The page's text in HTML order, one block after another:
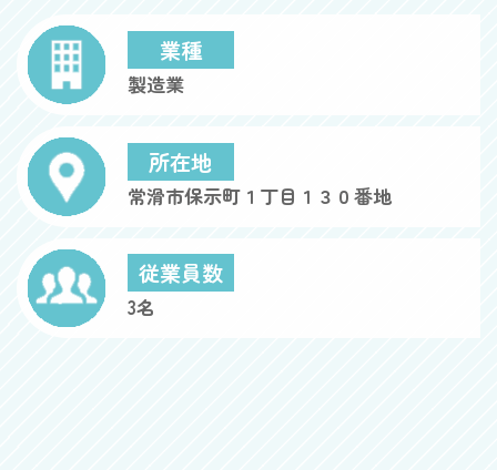
業種
製造業
所在地
常滑市保示町１丁目１３０番地
従業員数
3名